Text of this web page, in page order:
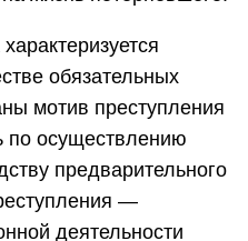
обязательных
мотив преступления
по осуществлению
предварительного
—
деятельности